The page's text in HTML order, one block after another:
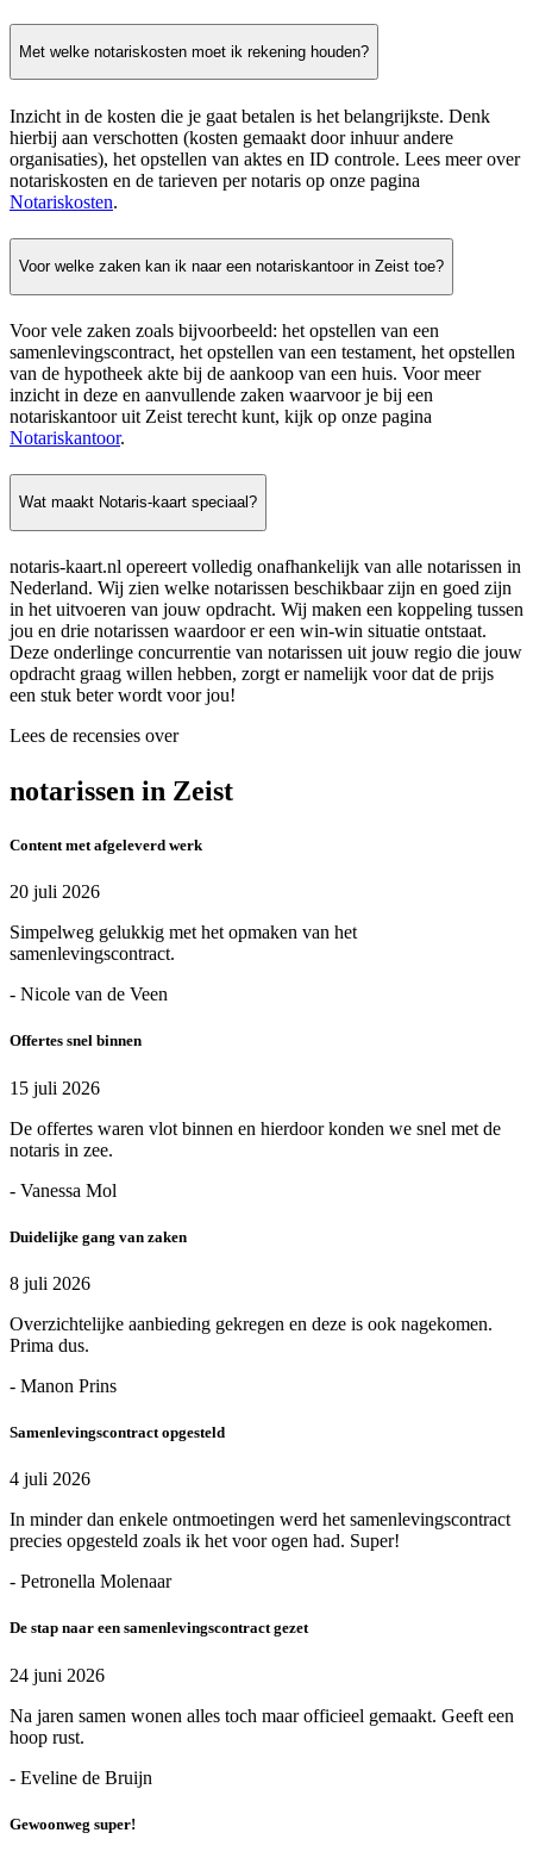
Met welke notariskosten moet ik rekening houden?
Inzicht in de kosten die je gaat betalen is het belangrijkste. Denk
hierbij aan verschotten (kosten gemaakt door inhuur andere
organisaties), het opstellen van aktes en ID controle. Lees meer over
notariskosten en de tarieven per notaris op onze pagina
Notariskosten.
Voor welke zaken kan ik naar een notariskantoor in Zeist toe?
Voor vele zaken zoals bijvoorbeeld: het opstellen van een
samenlevingscontract, het opstellen van een testament, het opstellen
van de hypotheek akte bij de aankoop van een huis. Voor meer
inzicht in deze en aanvullende zaken waarvoor je bij een
notariskantoor uit Zeist terecht kunt, kijk op onze pagina
Notariskantoor.
Wat maakt Notaris-kaart speciaal?
notaris-kaart.nl opereert volledig onafhankelijk van alle notarissen in
Nederland. Wij zien welke notarissen beschikbaar zijn en goed zijn
in het uitvoeren van jouw opdracht. Wij maken een koppeling tussen
jou en drie notarissen waardoor er een win-win situatie ontstaat.
Deze onderlinge concurrentie van notarissen uit jouw regio die jouw
opdracht graag willen hebben, zorgt er namelijk voor dat de prijs
een stuk beter wordt voor jou!
Lees de recensies over
notarissen in Zeist
Content met afgeleverd werk
20 juli 2026
Simpelweg gelukkig met het opmaken van het
samenlevingscontract.
- Nicole van de Veen
Offertes snel binnen
15 juli 2026
De offertes waren vlot binnen en hierdoor konden we snel met de
notaris in zee.
- Vanessa Mol
Duidelijke gang van zaken
8 juli 2026
Overzichtelijke aanbieding gekregen en deze is ook nagekomen.
Prima dus.
- Manon Prins
Samenlevingscontract opgesteld
4 juli 2026
In minder dan enkele ontmoetingen werd het samenlevingscontract
precies opgesteld zoals ik het voor ogen had. Super!
- Petronella Molenaar
De stap naar een samenlevingscontract gezet
24 juni 2026
Na jaren samen wonen alles toch maar officieel gemaakt. Geeft een
hoop rust.
- Eveline de Bruijn
Gewoonweg super!